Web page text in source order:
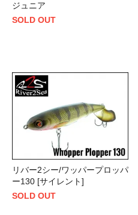
ジュニア
SOLD OUT
リバー2シー/ワッパープロッパ
ー130 [サイレント]
SOLD OUT